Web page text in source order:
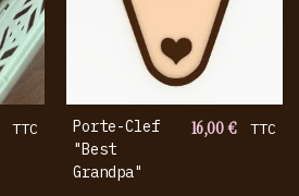
TTC
Porte-Clef
"best
Grandpa"
16,00 € TTC